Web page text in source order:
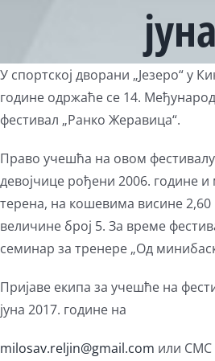
јуна
View
Larger
Image
У спортској дворани „Језеро“ у
године одржаће се 14.
фестивал „Ранко Жеравица“.
Право учешћа на овом
девојчице рођени 2006. године
терена, на кошевима висине
величине број 5. За време
семинар за тренере „Од
Пријаве екипа за учешће на
јуна 2017. године на
milosav.reljin@gmail.com или СМС